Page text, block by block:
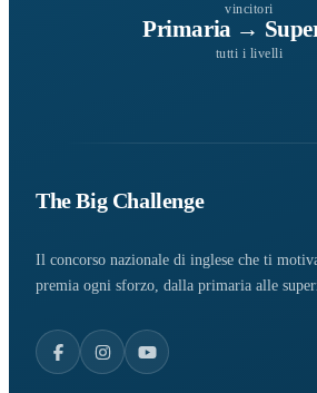
vincitori
Primaria →
tutti i livelli
The Big Challenge
Il concorso nazionale di inglese che ti
premia ogni sforzo, dalla primaria alle